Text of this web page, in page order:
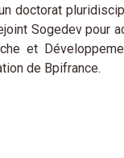
doctorat
Sogedev pour
et
de Bpifrance.